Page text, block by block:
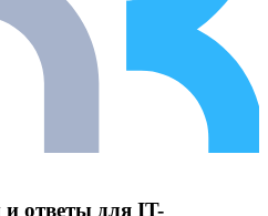
ответы для IT-